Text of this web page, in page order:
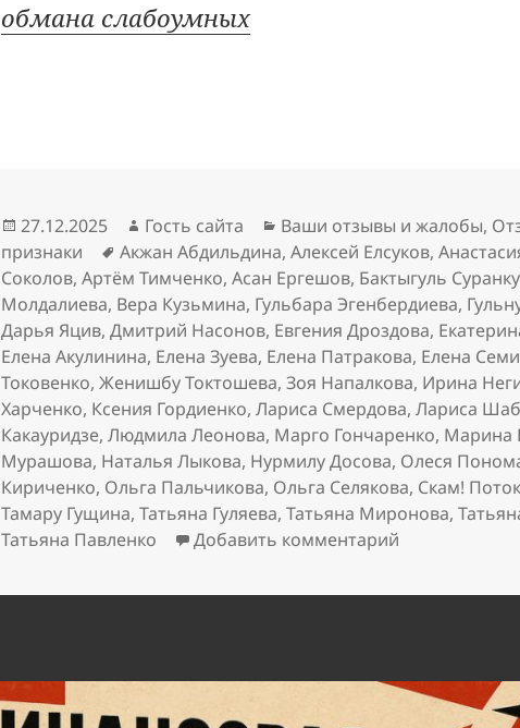
обмана слабоумных
Опубликовано
27.12.2025 Автор
Гость сайта Рубрики
Ваши отзывы и жалобы,
признаки
Метки
Акжан Абдильдина,Алексей Елсуков,
Соколов,Артём Тимченко,Асан Ергешов, Бактыгуль
Молдалиева, Вера Кузьмина, Гульбара Эгенбердиева,
Дарья Яцив,Дмитрий Насонов, Евгения Дроздова,
Елена Акулинина, Елена Зуева, Елена Патракова, Елена
Токовенко,Женишбу Токтошева,Зоя Напалкова, Ирина
Харченко, Ксения Гордиенко,Лариса Смердова,Лариса
Какауридзе,Людмила Леонова, Марго Гончаренко, Марина
Мурашова, Наталья Лыкова, Нурмилу Досова, Олеся
Кириченко, Ольга Пальчикова, Ольга Селякова, Скам!
Тамару Гущина,Татьяна Гуляева,Татьяна Миронова,
Татьяна Павленко
Добавить комментарий